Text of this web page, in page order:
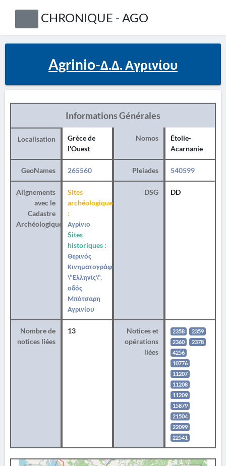
CHRONIQUE - AGO
Agrinio-Δ.Δ. Αγρινίου
Informations Générales
Localisation
Grèce de
l'Ouest
Nomos
Étolie-
Acarnanie
GeoNames 265560 Pleiades 540599
Alignements
avec le
Cadastre
Archéologique
Sites
archéologiques
:
Αγρίνιο
Sites
historiques :
Θερινός
Κινηματογράφος
\"Ελληνίς\",
οδός
Μπότσαρη
Αγρινίου
DSG DD
Nombre de
notices liées
13
Notices et
opérations
liées
2358
2359
2360
2378
4256
10776
11207
11208
11209
15879
21504
22099
22541